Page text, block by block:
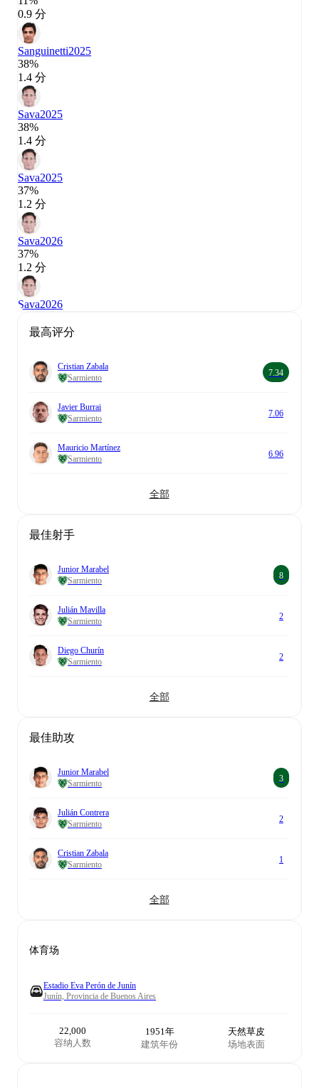
0.9 分
Sanguinetti2025
38%
1.4 分
Sava2025
38%
1.4 分
Sava2025
37%
1.2 分
Sava2026
37%
1.2 分
Sava2026
最高评分
Cristian Zabala
Sarmiento
7.34
Javier Burrai
Sarmiento
7.06
Mauricio Martínez
Sarmiento
6.96
全部
最佳射手
Junior Marabel
Sarmiento
8
Julián Mavilla
Sarmiento
2
Diego Churín
Sarmiento
2
全部
最佳助攻
Junior Marabel
Sarmiento
3
Julián Contrera
Sarmiento
2
Cristian Zabala
Sarmiento
1
全部
体育场
Estadio Eva Perón de Junín
Junín, Provincia de Buenos Aires
22,000
容纳人数
1951年
建筑年份
天然草皮
场地表面